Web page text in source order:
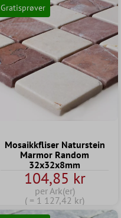
Gratisprøver
Mosaikkfliser Naturstein
Marmor Random
32x32x8mm
104,85 kr
per Ark(er)
( = 1 127,42 kr)